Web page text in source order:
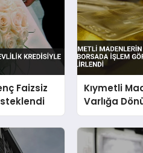
Faizsiz
Kıymetli
Varlığa
İşlem